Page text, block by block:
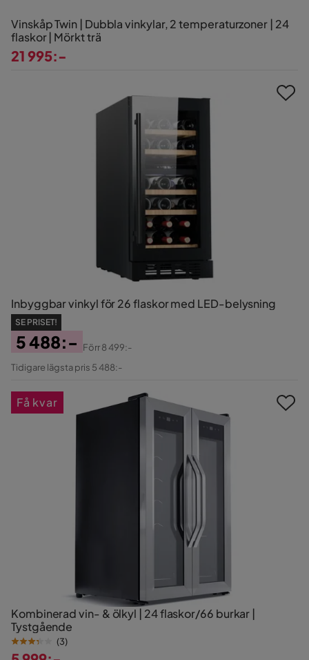
Vinskåp Twin | Dubbla vinkylar, 2 temperaturzoner | 24
flaskor | Mörkt trä
21 995:-
Inbyggbar vinkyl för 26 flaskor med LED-belysning
SE PRISET!
Pris
5 488:-
Original
Förr8 499:-
Tidigare lägsta pris 5 488:-
Kombinerad vin- & ölkyl | 24 flaskor/66 burkar |
Tystgående
(3)
Få kvar